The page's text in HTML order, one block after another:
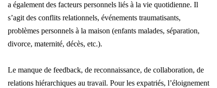
a également des facteurs personnels liés à la vie quotidienne. Il
s’agit des conflits relationnels, événements traumatisants,
problèmes personnels à la maison (enfants malades, séparation,
divorce, maternité, décès, etc.).
Le manque de feedback, de reconnaissance, de collaboration, de
relations hiérarchiques au travail. Pour les expatriés, l’éloignement